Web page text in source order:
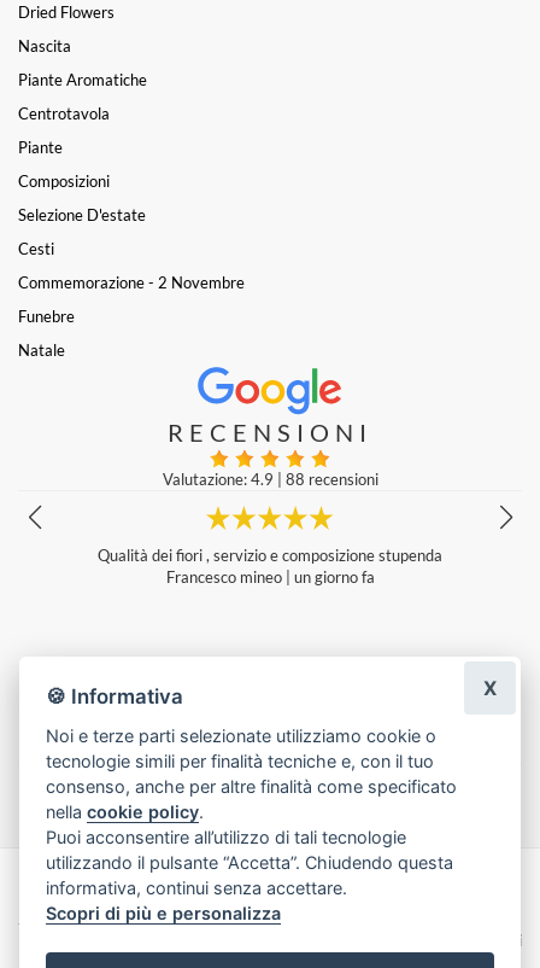
Dried Flowers
Nascita
Piante Aromatiche
Centrotavola
Piante
Composizioni
Selezione D'estate
Cesti
Commemorazione - 2 Novembre
Funebre
Natale
RECENSIONI
Valutazione: 4.9 | 88 recensioni
Qualità dei fiori , servizio e composizione stupenda
Francesco mineo| un giorno fa
Lascia una recensione
Made with byInfoser.it- Realizzazione Siti ecommerce per Fioristi
2026
Termini e Condizioni
🍪 Informativa
Noi e terze parti selezionate utilizziamo cookie o
tecnologie simili per finalità tecniche e, con il tuo
consenso, anche per altre finalità come specificato
nellacookie policy.
Puoi acconsentire all’utilizzo di tali tecnologie
utilizzando il pulsante “Accetta”. Chiudendo questa
informativa, continui senza accettare.
Scopri di più e personalizza
X